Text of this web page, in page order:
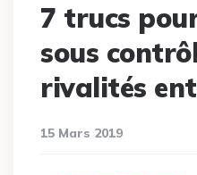
7 trucs
sous
rivalités
15 Mars 2019